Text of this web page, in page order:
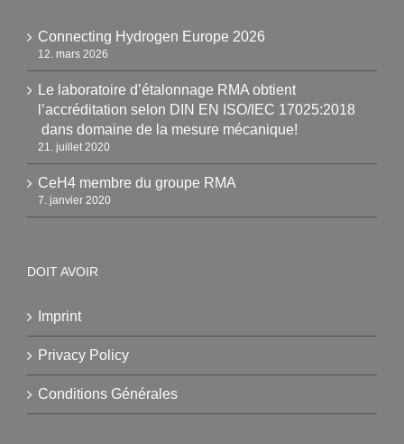
Connecting Hydrogen Europe 2026
12. mars 2026
Le laboratoire d’étalonnage RMA obtient
l’accréditation selon DIN EN ISO/IEC 17025:2018
dans domaine de la mesure mécanique!
21. juillet 2020
CeH4 membre du groupe RMA
7. janvier 2020
DOIT AVOIR
Imprint
Privacy Policy
Conditions Générales